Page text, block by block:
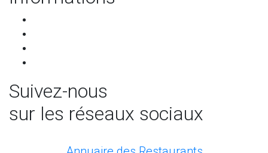
Suivez-nous
sur les réseaux sociaux